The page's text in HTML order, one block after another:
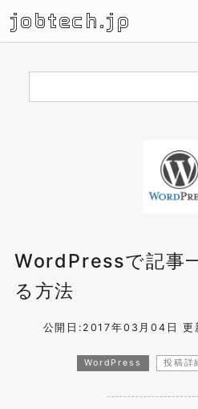
jobtech.jp
WordPressで記事
る方法
公開日:2017年03月04日 更
WordPress 投稿詳